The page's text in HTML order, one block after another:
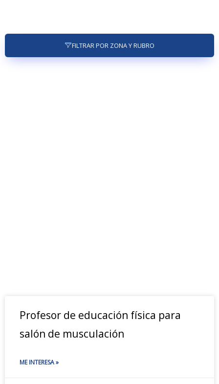
FILTRAR POR ZONA Y RUBRO
Profesor de educación física para
salón de musculación
ME INTERESA »